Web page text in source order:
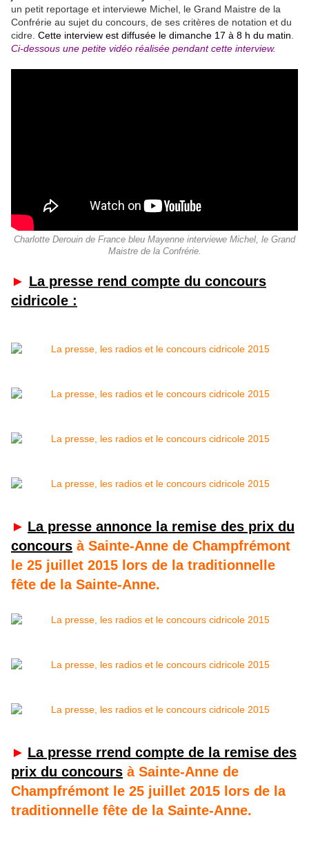
un petit reportage et interviewe Michel, le Grand Maistre de la
Confrérie au sujet du concours, de ses critères de notation et du
cidre. Cette interview est diffusée le dimanche 17 à 8 h du matin
Ci-dessous une petite vidéo réalisée pendant cette interview.
Charlotte Derouin de France bleu Mayenne interviewe Michel, le Grand
Maistre de la Confrérie.
► La presse rend compte du concours
cidricole :
► La presse annonce la remise des prix du
concours à Sainte-Anne de Champfrémont
le 25 juillet 2015 lors de la traditionnelle
fête de la Sainte-Anne.
► La presse rrend compte de la remise des
prix du concours à Sainte-Anne de
Champfrémont le 25 juillet 2015 lors de la
traditionnelle fête de la Sainte-Anne.